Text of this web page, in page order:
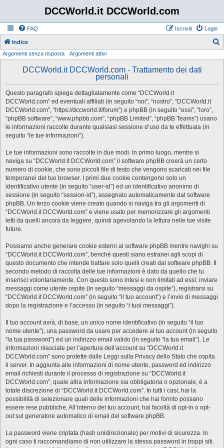
DCCWorld.it DCCWorld.com
FAQ Login
Iscriviti
Indice
Argomenti senza risposta Argomenti attivi
DCCWorld.it DCCWorld.com - Trattamento dei dati
personali
Questo paragrafo spiega dettagliatamente come “DCCWorld.it
DCCWorld.com” ed eventuali affiliati (in seguito “noi”, “nostro”, “DCCWorld.it
DCCWorld.com”, “https://dccworld.it/forum”) e phpBB (in seguito “essi”, “loro”,
“phpBB software”, “www.phpbb.com”, “phpBB Limited”, “phpBB Teams”) usano
le informazioni raccolte durante qualsiasi sessione d’uso da te effettuata (in
seguito “le tue informazioni”).
Le tue informazioni sono raccolte in due modi. In primo luogo, mentre si
naviga su “DCCWorld.it DCCWorld.com” il software phpBB creerà un certo
numero di cookie, che sono piccoli file di testo che vengono scaricati nei file
temporanei del tuo browser. I primi due cookie contengono solo un
identificativo utente (in seguito “user-id”) ed un identificativo anonimo di
sessione (in seguito “session-id”), assegnato automaticamente dal software
phpBB. Un terzo cookie viene creato quando si naviga tra gli argomenti di
“DCCWorld.it DCCWorld.com” e viene usato per memorizzare gli argomenti
letti da quelli ancora da leggere, quindi agevolando la lettura nelle tue visite
future.
Possiamo anche generare cookie esterni al software phpBB mentre navighi su
“DCCWorld.it DCCWorld.com”, benché questi siano estranei agli scopi di
questo documento che intende trattare solo quelli creati dal software phpBB. Il
secondo metodo di raccolta delle tue informazioni è dato da quello che tu
inserisci volontariamente. Con questo sono intesi e non limitati ad essi: inviare
messaggi come utente ospite (in seguito “messaggi da ospite”), registrarsi su
“DCCWorld.it DCCWorld.com” (in seguito “il tuo account”) e l’invio di messaggi
dopo la registrazione e l’accesso (in seguito “i tuoi messaggi”).
Il tuo account avrà, di base, un unico nome identificativo (in seguito “il tuo
nome utente”), una password da usare per accedere al tuo account (in seguito
“la tua password”) ed un indirizzo email valido (in seguito “la tua email”). Le
informazioni rilasciate per l’apertura dell’account su “DCCWorld.it
DCCWorld.com” sono protette dalle Leggi sulla Privacy dello Stato che ospita
il server. In aggiunta alle informazioni di nome utente, password ed indirizzo
email richiesti durante il processo di registrazione su “DCCWorld.it
DCCWorld.com”, quale altra informazione sia obbligatoria o opzionale, è a
totale discrezione di “DCCWorld.it DCCWorld.com”. In tutti i casi, hai la
possibilità di selezionare quali delle informazioni che hai fornito possano
essere rese pubbliche. All’interno del tuo account, hai facoltà di opt-in o opt-
out sul generatore automatico di email del software phpBB.
La password viene criptata (hash unidirezionale) per motivi di sicurezza. In
ogni caso ti raccomandiamo di non utilizzare la stessa password in troppi siti.